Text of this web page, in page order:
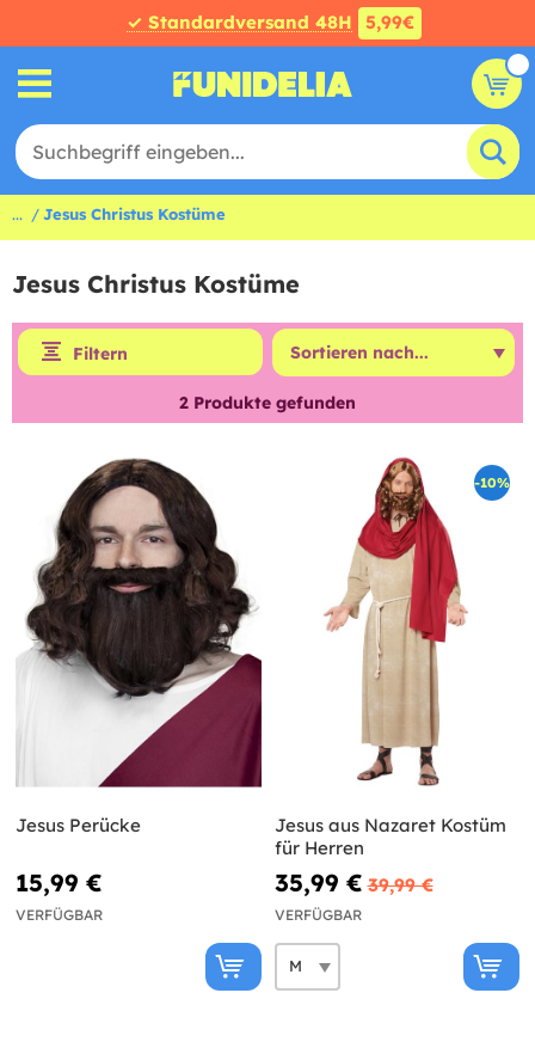
✓ Standardversand 48H 5,99€
... Jesus Christus Kostüme
Jesus Christus Kostüme
Filtern
2 Produkte gefunden
Jesus Perücke
15,99 €
VERFÜGBAR
-10%
Jesus aus Nazaret Kostüm
für Herren
35,99 € 39,99 €
VERFÜGBAR